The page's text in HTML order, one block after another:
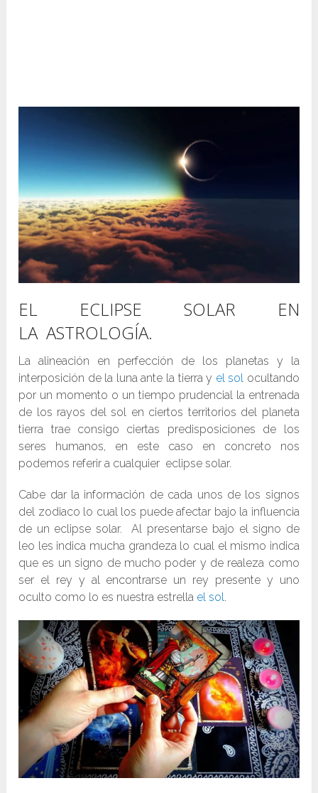
EL ECLIPSE SOLAR EN
LA ASTROLOGÍA.
La alineación en perfección de los planetas y la
interposición de la luna ante la tierra y el sol ocultando
por un momento o un tiempo prudencial la entrenada
de los rayos del sol en ciertos territorios del planeta
tierra trae consigo ciertas predisposiciones de los
seres humanos, en este caso en concreto nos
podemos referir a cualquier eclipse solar.
Cabe dar la información de cada unos de los signos
del zodiaco lo cual los puede afectar bajo la influencia
de un eclipse solar. Al presentarse bajo el signo de
leo les indica mucha grandeza lo cual el mismo indica
que es un signo de mucho poder y de realeza como
ser el rey y al encontrarse un rey presente y uno
oculto como lo es nuestra estrella el sol